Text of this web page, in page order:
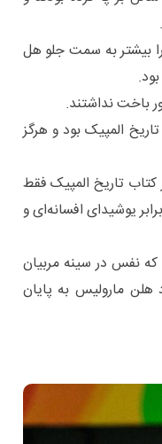
بیشتر به سمت جلو هل
باخت نداشتند.
المپیک بود و هرگز
تاریخ المپیک فقط
یوشیدای افسانه‌ای و
نفس در سینه مربیان
مارولیس به پایان